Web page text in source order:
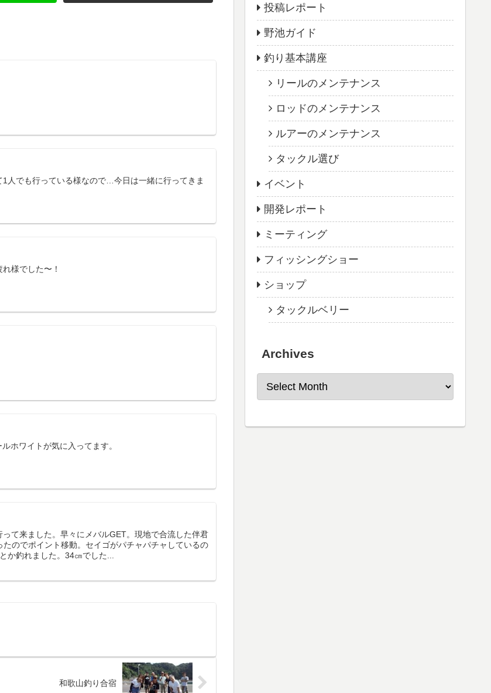
人でも行っている様なので…今日は一緒に行ってきま
様でした〜！
ホワイトが気に入ってます。
て来ました。早々にメバルGET。現地で合流した伴君
のでポイント移動。セイゴがパチャパチャしているの
か釣れました。34㎝でした...
和歌山釣り合宿
投稿レポート
野池ガイド
釣り基本講座
リールのメンテナンス
ロッドのメンテナンス
ルアーのメンテナンス
タックル選び
イベント
開発レポート
ミーティング
フィッシングショー
ショップ
タックルベリー
Archives